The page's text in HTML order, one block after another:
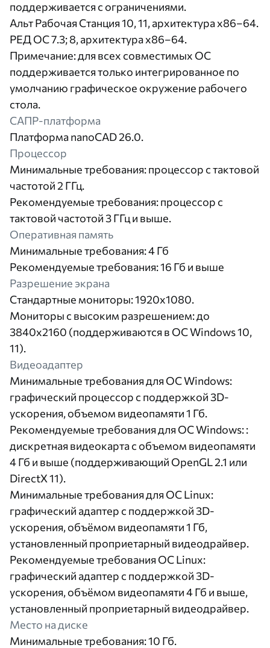
поддерживается с ограничениями.
Альт Рабочая Станция 10, 11, архитектура x86–64.
РЕД ОС 7.3; 8, архитектура x86–64.
Примечание: для всех совместимых ОС
поддерживается только интегрированное по
умолчанию графическое окружение рабочего
стола.
САПР-платформа
Платформа nanoCAD 26.0.
Процессор
Минимальные требования: процессор с тактовой
частотой 2 ГГц.
Рекомендуемые требования: процессор с
тактовой частотой 3 ГГц и выше.
Оперативная память
Минимальные требования: 4 Гб
Рекомендуемые требования: 16 Гб и выше
Разрешение экрана
Стандартные мониторы: 1920x1080.
Мониторы с высоким разрешением: до
3840x2160 (поддерживаются в ОС Windows 10,
11).
Видеоадаптер
Минимальные требования для ОС Windows:
графический процессор с поддержкой 3D-
ускорения, объемом видеопамяти 1 Гб.
Рекомендуемые требования для ОС Windows: :
дискретная видеокарта с объемом видеопамяти
4 Гб и выше (поддерживающий OpenGL 2.1 или
DirectX 11).
Минимальные требования для ОС Linux:
графический адаптер с поддержкой 3D-
ускорения, объёмом видеопамяти 1 Гб,
установленный проприетарный видеодрайвер.
Рекомендуемые требования ОС Linux:
графический адаптер с поддержкой 3D-
ускорения, объёмом видеопамяти 4 Гб и выше,
установленный проприетарный видеодрайвер.
Место на диске
Минимальные требования: 10 Гб.